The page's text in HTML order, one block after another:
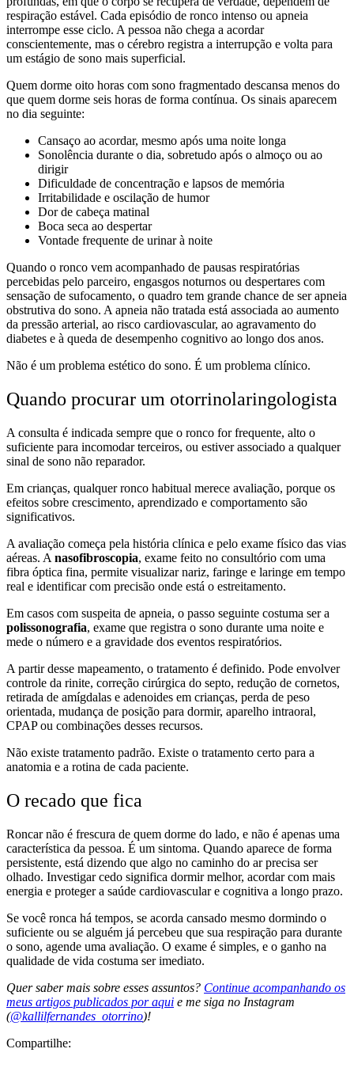
respiração estável. Cada episódio de ronco intenso ou apneia
interrompe esse ciclo. A pessoa não chega a acordar
conscientemente, mas o cérebro registra a interrupção e volta para
um estágio de sono mais superficial.
Quem dorme oito horas com sono fragmentado descansa menos do
que quem dorme seis horas de forma contínua. Os sinais aparecem
no dia seguinte:
Cansaço ao acordar, mesmo após uma noite longa
Sonolência durante o dia, sobretudo após o almoço ou ao
dirigir
Dificuldade de concentração e lapsos de memória
Irritabilidade e oscilação de humor
Dor de cabeça matinal
Boca seca ao despertar
Vontade frequente de urinar à noite
Quando o ronco vem acompanhado de pausas respiratórias
percebidas pelo parceiro, engasgos noturnos ou despertares com
sensação de sufocamento, o quadro tem grande chance de ser apneia
obstrutiva do sono. A apneia não tratada está associada ao aumento
da pressão arterial, ao risco cardiovascular, ao agravamento do
diabetes e à queda de desempenho cognitivo ao longo dos anos.
Não é um problema estético do sono. É um problema clínico.
Quando procurar um otorrinolaringologista
A consulta é indicada sempre que o ronco for frequente, alto o
suficiente para incomodar terceiros, ou estiver associado a qualquer
sinal de sono não reparador.
Em crianças, qualquer ronco habitual merece avaliação, porque os
efeitos sobre crescimento, aprendizado e comportamento são
significativos.
A avaliação começa pela história clínica e pelo exame físico das vias
aéreas. A nasofibroscopia, exame feito no consultório com uma
fibra óptica fina, permite visualizar nariz, faringe e laringe em tempo
real e identificar com precisão onde está o estreitamento.
Em casos com suspeita de apneia, o passo seguinte costuma ser a
polissonografia, exame que registra o sono durante uma noite e
mede o número e a gravidade dos eventos respiratórios.
A partir desse mapeamento, o tratamento é definido. Pode envolver
controle da rinite, correção cirúrgica do septo, redução de cornetos,
retirada de amígdalas e adenoides em crianças, perda de peso
orientada, mudança de posição para dormir, aparelho intraoral,
CPAP ou combinações desses recursos.
Não existe tratamento padrão. Existe o tratamento certo para a
anatomia e a rotina de cada paciente.
O recado que fica
Roncar não é frescura de quem dorme do lado, e não é apenas uma
característica da pessoa. É um sintoma. Quando aparece de forma
persistente, está dizendo que algo no caminho do ar precisa ser
olhado. Investigar cedo significa dormir melhor, acordar com mais
energia e proteger a saúde cardiovascular e cognitiva a longo prazo.
Se você ronca há tempos, se acorda cansado mesmo dormindo o
suficiente ou se alguém já percebeu que sua respiração para durante
o sono, agende uma avaliação. O exame é simples, e o ganho na
qualidade de vida costuma ser imediato.
Quer saber mais sobre esses assuntos? Continue acompanhando os
meus artigos publicados por aqui e me siga no Instagram
(@kallilfernandes_otorrino)!
Compartilhe: